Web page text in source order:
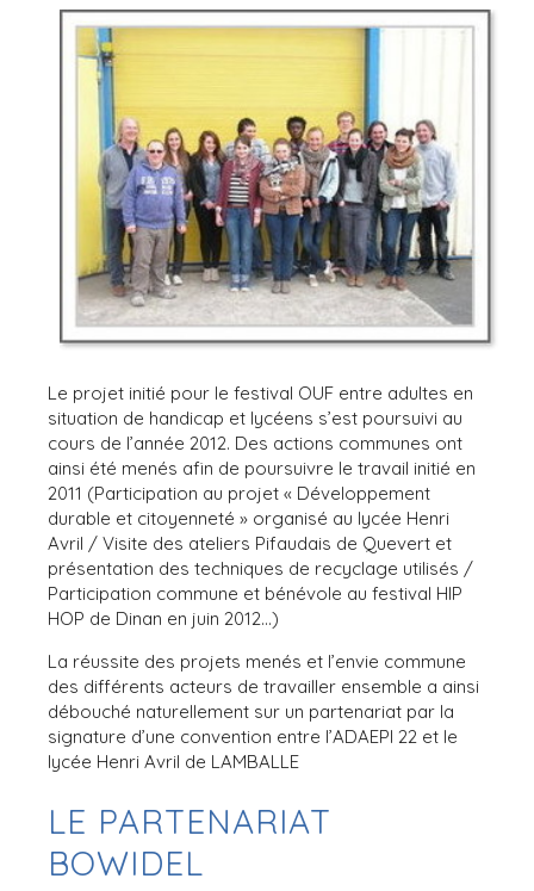
Le projet initié pour le festival OUF entre adultes en
situation de handicap et lycéens s’est poursuivi au
cours de l’année 2012. Des actions communes ont
ainsi été menés afin de poursuivre le travail initié en
2011 (Participation au projet « Développement
durable et citoyenneté » organisé au lycée Henri
Avril / Visite des ateliers Pifaudais de Quevert et
présentation des techniques de recyclage utilisés /
Participation commune et bénévole au festival HIP
HOP de Dinan en juin 2012…)
La réussite des projets menés et l’envie commune
des différents acteurs de travailler ensemble a ainsi
débouché naturellement sur un partenariat par la
signature d’une convention entre l’ADAEPI 22 et le
lycée Henri Avril de LAMBALLE
LE PARTENARIAT
BOWIDEL